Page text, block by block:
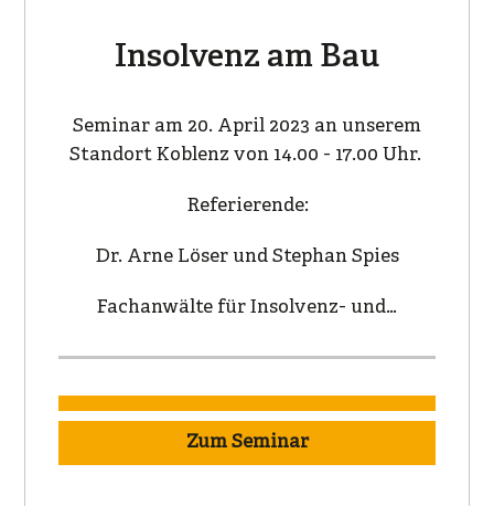
Insolvenz am Bau
Seminar am 20. April 2023 an unserem
Standort Koblenz von 14.00 - 17.00 Uhr.
Referierende:
Dr. Arne Löser und Stephan Spies
Fachanwälte für Insolvenz- und…
Zum Seminar